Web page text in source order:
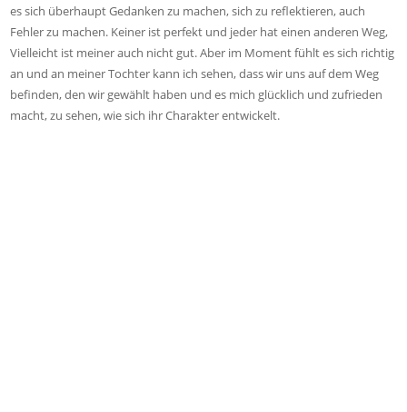
es sich überhaupt Gedanken zu machen, sich zu reflektieren, auch
Fehler zu machen. Keiner ist perfekt und jeder hat einen anderen Weg,
Vielleicht ist meiner auch nicht gut. Aber im Moment fühlt es sich richtig
an und an meiner Tochter kann ich sehen, dass wir uns auf dem Weg
befinden, den wir gewählt haben und es mich glücklich und zufrieden
macht, zu sehen, wie sich ihr Charakter entwickelt.